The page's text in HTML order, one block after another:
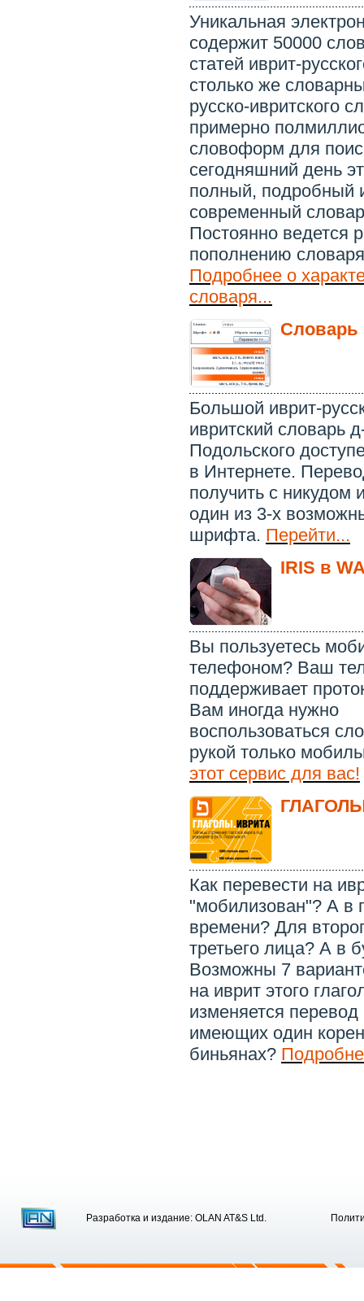
Уникальная
содержит 50000
статей иврит-
столько же
русско-ивритского
примерно
словоформ для
сегодняшний день
полный, подробный
современный
Постоянно ведется
пополнению
Подробнее о
словаря...
Словарь
Большой иврит-
ивритский словарь
Подольского
в Интернете.
получить с никудом
один из 3-х
шрифта. Перейти...
IRIS в
Вы пользуетесь
телефоном? Ваш
поддерживает
Вам иногда нужно
воспользоваться
рукой только
этот сервис для вас!
Как перевести на
"мобилизован"? А
времени? Для
третьего лица? А в
Возможны 7
на иврит этого
изменяется перевод
имеющих один
биньянах?
Разработка и издание: OLAN AT&S Ltd.